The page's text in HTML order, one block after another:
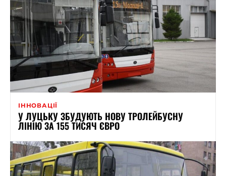
ІННОВАЦІЇ
У ЛУЦЬКУ ЗБУДУЮТЬ НОВУ ТРОЛЕЙБУСНУ
ЛІНІЮ ЗА 155 ТИСЯЧ ЄВРО